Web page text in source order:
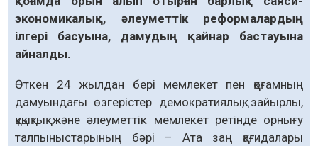
экономикалық, әлеуметтік реформалардың
ілгері басуына, дамудың қайнар бастауына
айналды.
Өткен 24 жылдан бері мемлекет пен қоғамның
дамуындағы өзгерістер демократиялық, зайырлы,
құқықтық және әлеуметтік мемлекет ретінде орнығу
талпыныстарының бәрі – Ата заң қағидалары